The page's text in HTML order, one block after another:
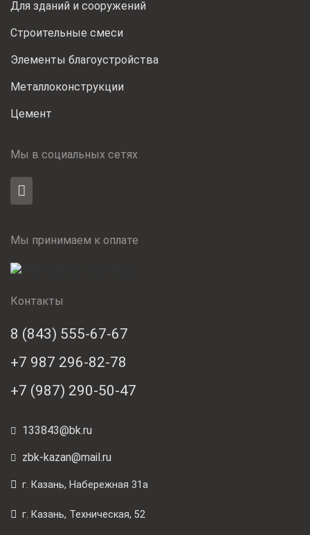
Для зданий и сооружений
Строительные смеси
Элементы благоустройства
Металлоконструкции
Цемент
Мы в социальных сетях
Мы принимаем к оплате
Контакты
8 (843) 555-67-67
+7 987 296-82-78
+7 (987) 290-50-47
133843@bk.ru
zbk-kazan@mail.ru
г. Казань, Набережная 31а
г. Казань, Техническая, 52